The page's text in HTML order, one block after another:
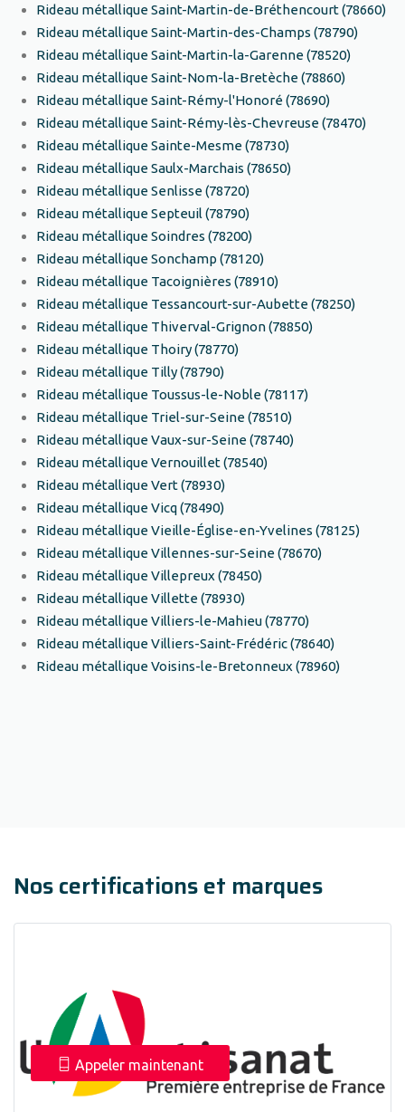
Rideau métallique Saint-Martin-de-Bréthencourt (78660)
Rideau métallique Saint-Martin-des-Champs (78790)
Rideau métallique Saint-Martin-la-Garenne (78520)
Rideau métallique Saint-Nom-la-Bretèche (78860)
Rideau métallique Saint-Rémy-l'Honoré (78690)
Rideau métallique Saint-Rémy-lès-Chevreuse (78470)
Rideau métallique Sainte-Mesme (78730)
Rideau métallique Saulx-Marchais (78650)
Rideau métallique Senlisse (78720)
Rideau métallique Septeuil (78790)
Rideau métallique Soindres (78200)
Rideau métallique Sonchamp (78120)
Rideau métallique Tacoignières (78910)
Rideau métallique Tessancourt-sur-Aubette (78250)
Rideau métallique Thiverval-Grignon (78850)
Rideau métallique Thoiry (78770)
Rideau métallique Tilly (78790)
Rideau métallique Toussus-le-Noble (78117)
Rideau métallique Triel-sur-Seine (78510)
Rideau métallique Vaux-sur-Seine (78740)
Rideau métallique Vernouillet (78540)
Rideau métallique Vert (78930)
Rideau métallique Vicq (78490)
Rideau métallique Vieille-Église-en-Yvelines (78125)
Rideau métallique Villennes-sur-Seine (78670)
Rideau métallique Villepreux (78450)
Rideau métallique Villette (78930)
Rideau métallique Villiers-le-Mahieu (78770)
Rideau métallique Villiers-Saint-Frédéric (78640)
Rideau métallique Voisins-le-Bretonneux (78960)
Nos certifications et marques
Appeler maintenant